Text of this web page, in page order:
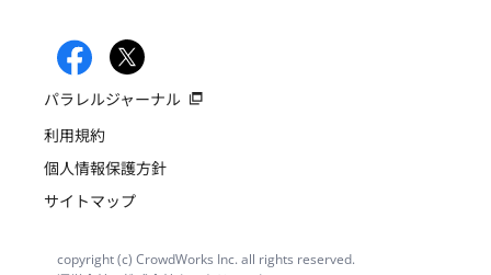
パラレルジャーナル
利用規約
個人情報保護方針
サイトマップ
copyright (c) CrowdWorks Inc. all rights reserved.